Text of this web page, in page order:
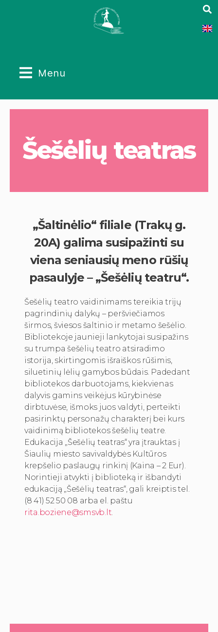
Menu
Šešėlių teatras
„Šaltinėlio“ filiale (Trakų g.
20A) galima susipažinti su
viena seniausių meno rūšių
pasaulyje – „Šešėlių teatru“.
Šešėlių teatro vaidinimams tereikia trijų
pagrindinių dalykų – peršviečiamos
širmos, šviesos šaltinio ir metamo šešėlio.
Bibliotekoje jaunieji lankytojai susipažins
su trumpa šešėlių teatro atsiradimo
istorija, skirtingomis išraiškos rūšimis,
siluetinių lėlių gamybos būdais. Padedant
bibliotekos darbuotojams, kiekvienas
dalyvis gamins veikėjus kūrybinėse
dirbtuvėse, išmoks juos valdyti, perteikti
pasirinktų personažų charakterį bei kurs
vaidinimą bibliotekos šešėlių teatre.
Edukacija „Šešėlių teatras“ yra įtrauktas į
Šiaulių miesto savivaldybės Kultūros
krepšelio paslaugų rinkinį (Kaina – 2 Eur).
Norintieji atvykti į biblioteką ir išbandyti
edukaciją „Šešėlių teatras“, gali kreiptis tel.
(8 41) 52 50 08 arba el. paštu
rita.boziene@smsvb.lt.